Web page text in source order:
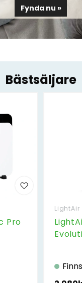
Fynda nu »
Bästsäljare
Pro
LightAir